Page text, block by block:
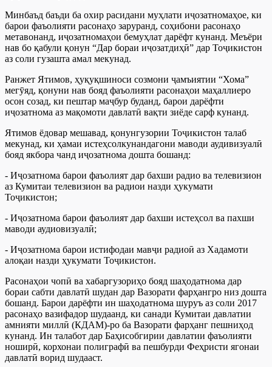
Минбаъд баъди ба охир расидани муҳлати иҷозатномаҳое, ки
барои фаъолияти расонаҳо заруранд, соҳибони расонаҳо
метавонанд, иҷозатномаҳои бемуҳлат дарёфт кунанд. Меъёри
нав бо қабули қонун “Дар бораи иҷозатдиҳӣ” дар Тоҷикистон
аз соли гузашта амал мекунад.
Ранжет Ятимов, ҳуқуқшиноси созмони ҷамъиятии “Хома”
мегӯяд, қонуни нав бояд фаъолияти расонаҳои маҳаллиеро
осон созад, ки пештар маҷбур буданд, барои дарёфти
иҷозатнома аз мақомоти давлатӣ вақти зиёде сарф кунанд.
Ятимов ёдовар мешавад, қонунгузории Тоҷикистон талаб
мекунад, ки ҳамаи истеҳсолкунандагони маводи аудивизуалӣ
бояд якбора чанд иҷозатнома дошта бошанд:
- Иҷозатнома барои фаъолият дар бахши радио ва телевизион
аз Кумитаи телевизион ва радиои назди ҳукумати
Тоҷикистон;
- Иҷозатнома барои фаъолият дар бахши истеҳсол ва пахши
маводи аудиовизуалӣ;
- Иҷозатнома барои истифодаи мавҷи радиоӣ аз Хадамоти
алоқаи назди ҳукумати Тоҷикистон.
Расонаҳои чопӣ ва хабаргузориҳо бояд шаҳодатнома дар
бораи сабти давлатӣ шудан дар Вазорати фарҳангро низ дошта
бошанд. Барои дарёфти ин шаҳодатнома шуруъ аз соли 2017
расонаҳо вазифадор шудаанд, ки санади Кумитаи давлатии
амнияти миллӣ (КДАМ)-ро ба Вазорати фарҳанг пешниҳод
кунанд. Ин талабот дар Баҳисобгирии давлатии фаъолияти
ноширӣ, корхонаи полиграфӣ ва пешбурди Феҳристи ягонаи
давлатӣ ворид шудааст.